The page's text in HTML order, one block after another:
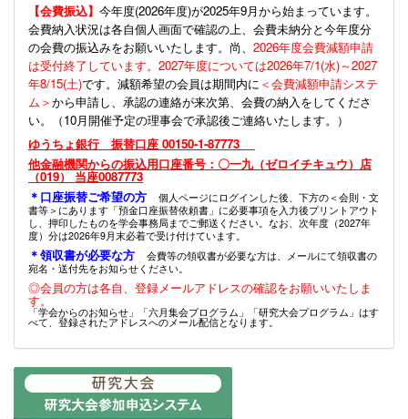
【会費振込】 今年度(2026年度)が2025年9月から始まっています。
会費納入状況は各自個人画面で確認の上、会費未納分と今年度分
の会費の振込みをお願いいたします。尚、 2026年度会費減額申請
は受付終了しています。2027年度については2026年7/1(水)～2027
年8/15(土)です。減額希望の会員は期間内に ＜会費減額申請システ
ム＞から申請し、承認の連絡が来次第、会費の納入をしてくださ
い。（10月開催予定の理事会で承認後ご連絡いたします。）
ゆうちょ銀行 振替口座 00150-1-87773
他金融機関からの振込用口座番号：〇一九（ゼロイチキュウ）店
（019） 当座0087773
＊口座振替ご希望の方
個人ページにログインした後、下方の＜会則・文
書等＞にあります「預金口座振替依頼書」に必要事項を入力後プリントアウト
し、押印したものを学会事務局までご郵送ください。なお、次年度（2027年
度）分は2026年9月末必着で受け付けています。
＊領収書が必要な方
会費等の領収書が必要な方は、メールにて領収書の
宛名・送付先をお知らせください。
◎会員の方は各自、登録メールアドレスの確認をお願いいたしま
す。
「学会からのお知らせ」「六月集会プログラム」「研究大会プログラム」はす
べて、登録されたアドレスへのメール配信となります。